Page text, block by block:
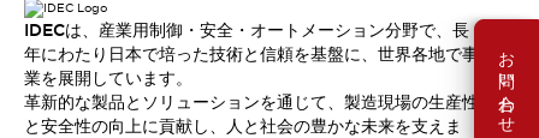
お問い合わせ
IDECは、産業用制御・安全・オートメーション分野で、長
年にわたり日本で培った技術と信頼を基盤に、世界各地で事
業を展開しています。
革新的な製品とソリューションを通じて、製造現場の生産性
と安全性の向上に貢献し、人と社会の豊かな未来を支えま